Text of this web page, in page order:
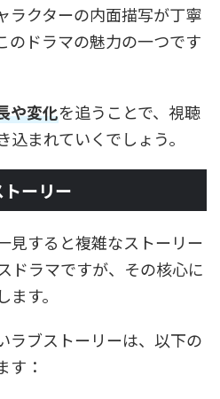
ラクターの内面描写が丁寧
のドラマの魅力の一つです
や変化を追うことで、視聴
まれていくでしょう。
ーリー
見すると複雑なストーリー
ドラマですが、その核心に
す。
ラブストーリーは、以下の
す：